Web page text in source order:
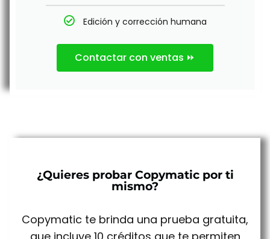
Edición y corrección humana
Contactar con ventas ⏩
¿Quieres probar Copymatic por ti
mismo?
Copymatic te brinda una prueba gratuita,